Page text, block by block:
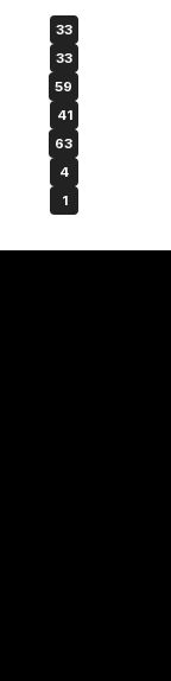
33
33
59
41
63
4
1